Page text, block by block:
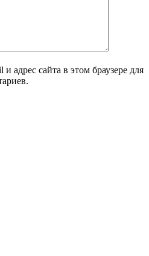
адрес сайта в этом браузере для